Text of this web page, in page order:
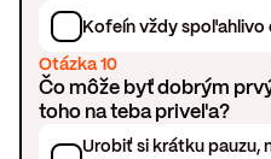
Kofeín vždy spoľahlivo
Otázka 10
Čo môže byť dobrým
toho na teba priveľa?
Urobiť si krátku pauzu,